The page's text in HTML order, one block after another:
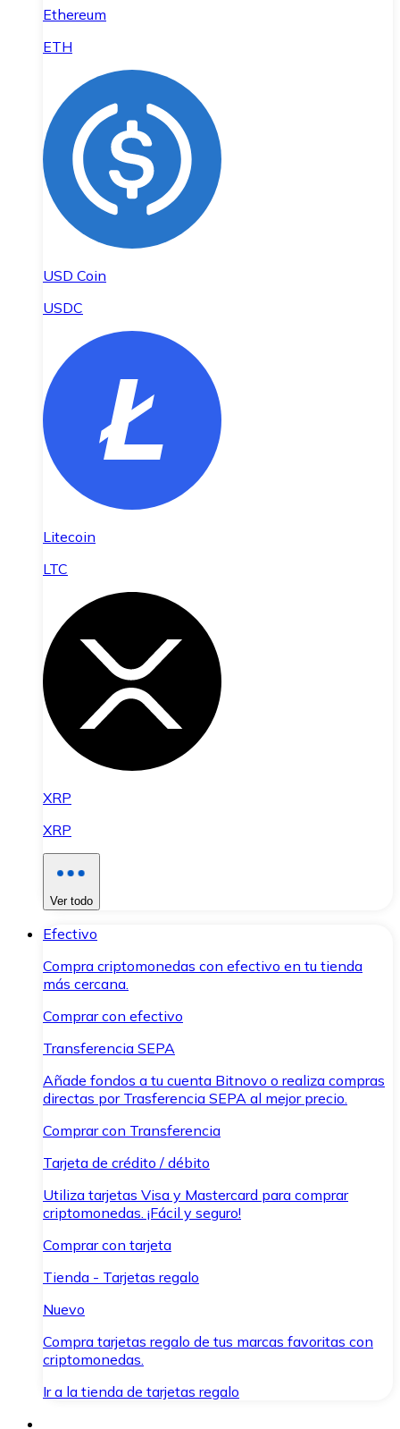
Ethereum
ETH
USD Coin
USDC
Litecoin
LTC
XRP
XRP
Ver todo
Efectivo
Compra criptomonedas con efectivo en tu tienda
más cercana.
Comprar con efectivo
Transferencia SEPA
Añade fondos a tu cuenta Bitnovo o realiza compras
directas por Trasferencia SEPA al mejor precio.
Comprar con Transferencia
Tarjeta de crédito / débito
Utiliza tarjetas Visa y Mastercard para comprar
criptomonedas. ¡Fácil y seguro!
Comprar con tarjeta
Tienda - Tarjetas regalo
Nuevo
Compra tarjetas regalo de tus marcas favoritas con
criptomonedas.
Ir a la tienda de tarjetas regalo